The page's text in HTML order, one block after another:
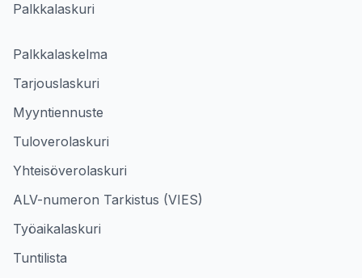
Palkkalaskuri
Palkkalaskelma
Tarjouslaskuri
Myyntiennuste
Tuloverolaskuri
Yhteisöverolaskuri
ALV-numeron Tarkistus (VIES)
Työaikalaskuri
Tuntilista